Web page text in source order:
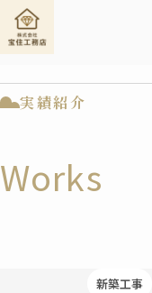
実績紹介
Works
新築工事